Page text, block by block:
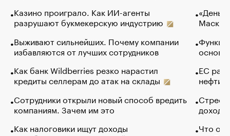
Казино проиграло. Как ИИ-агенты
разрушают букмекерскую индустрию
Выживают сильнейших. Почему компании
избавляются от лучших сотрудников
Как банк Wildberries резко нарастил
кредиты селлерам до атак на склады
Сотрудники открыли новый способ вредить
компаниям. Зачем им это
Как налоговики ищут доходы
Маск в
основ
ЕС
нефти
Что